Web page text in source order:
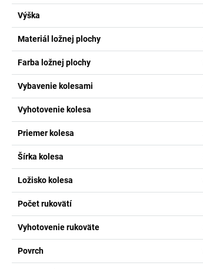
Výška
Materiál ložnej plochy
Farba ložnej plochy
Vybavenie kolesami
Vyhotovenie kolesa
Priemer kolesa
Šírka kolesa
Ložisko kolesa
Počet rukovätí
Vyhotovenie rukoväte
Povrch